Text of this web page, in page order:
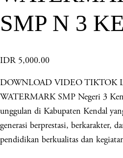
SMP N 3
IDR 5,000.00
DOWNLOAD VIDEO TIKTOK
WATERMARK SMP Negeri 3
unggulan di Kabupaten Kendal
generasi berprestasi, berkarakter,
pendidikan berkualitas dan